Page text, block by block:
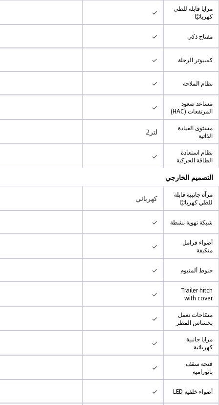
مرايا قابلة للطي
كهربائيًا
✓
مفتاح ذكي ✓
كمبيوتر الرحلة ✓
نظام الملاحة ✓
مساعد صعود
المرتفعات (HAC)
✓
مستوى القيادة
الذاتية
لتر2
نظام استعادة
الطاقة الحركية
✓
التصميم الخارجي
مرآة جانبية قابلة
للطي كهربائيًا
كهربائي
شبكة تهوية نشطة ✓
أضواء فرامل
متكيفة
✓
جنوط ألمنيوم ✓
Trailer hitch
with cover
✓
مسّاحات تعمل
بحساس المطر
✓
مرايا جانبية
كهربائية
✓
فتحة سقف
بانورامية
✓
أضواء خلفية LED ✓